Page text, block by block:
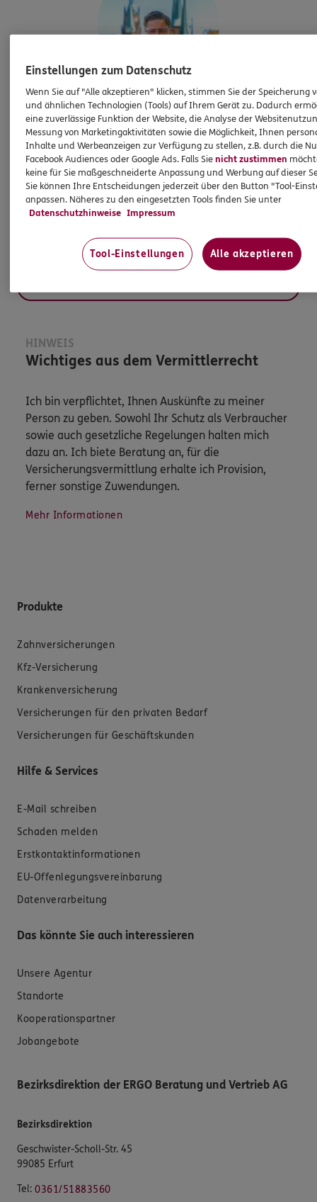
Christopher Stauch
Agenturinhaber
Tel: 0361/ 51883560
christopher.stauch@ergo.de
HINWEIS
Wichtiges aus dem Vermittlerrecht
Ich bin verpflichtet, Ihnen Auskünfte zu meiner
Person zu geben. Sowohl Ihr Schutz als Verbraucher
sowie auch gesetzliche Regelungen halten mich
dazu an. Ich biete Beratung an, für die
Versicherungsvermittlung erhalte ich Provision,
ferner sonstige Zuwendungen.
Mehr Informationen
Produkte
Zahnversicherungen
Kfz-Versicherung
Krankenversicherung
Versicherungen für den privaten Bedarf
Versicherungen für Geschäftskunden
Hilfe & Services
E-Mail schreiben
Schaden melden
Erstkontaktinformationen
EU-Offenlegungsvereinbarung
Datenverarbeitung
Das könnte Sie auch interessieren
Unsere Agentur
Standorte
Kooperationspartner
Jobangebote
Bezirksdirektion der ERGO Beratung und Vertrieb AG
Bezirksdirektion
Geschwister-Scholl-Str. 45
99085 Erfurt
Tel: 0361/51883560
Einstellungen zum Datenschutz
Wenn Sie auf "Alle akzeptieren" klicken, stimmen Sie der Speicherung
und ähnlichen Technologien (Tools) auf Ihrem Gerät zu. Dadurch
eine zuverlässige Funktion der Website, die Analyse der
Messung von Marketingaktivitäten sowie die Möglichkeit, Ihnen
Inhalte und Werbeanzeigen zur Verfügung zu stellen, z.B. durch die
Facebook Audiences oder Google Ads. Falls Sienicht zustimmen
keine für Sie maßgeschneiderte Anpassung und Werbung auf dieser
Sie können Ihre Entscheidungen jederzeit über den Button "Tool-
anpassen. Näheres zu den eingesetzten Tools finden Sie unter
Datenschutzhinweise Impressum
Tool-Einstellungen Alle akzeptieren